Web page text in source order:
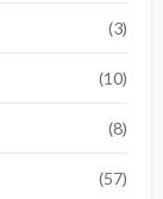
(3)
(10)
(8)
(57)